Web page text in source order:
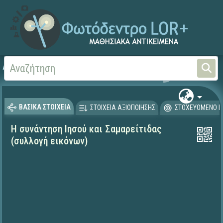
Αρχική Καινή
ΒΑΣΙΚΑ ΣΤΟΙΧΕΙΑ ΣΤΟΙΧΕΙΑ ΑΞΙΟΠΟΙΗΣΗΣ ΣΤΟΧΕΥΟΜΕΝΟ
Η συνάντηση Ιησού και Σαμαρείτιδας
(συλλογή εικόνων)